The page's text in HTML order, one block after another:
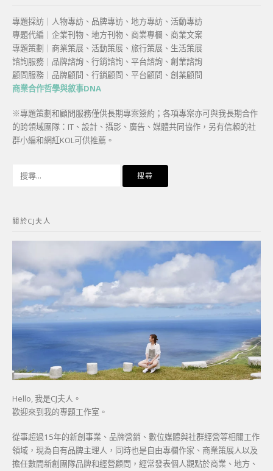
專題採訪｜人物專訪、品牌專訪、地方專訪、活動專訪
專題代編｜企業刊物、地方刊物、商業專欄、商業文案
專題策劃｜商業策展、活動策展、旅行策展、生活策展
諮詢服務｜品牌諮詢、行銷諮詢、平台諮詢、創業諮詢
顧問服務｜品牌顧問、行銷顧問、平台顧問、創業顧問
商業合作哲學與敘事DNA
※專題策劃和顧問服務僅供長期專案簽約；各項專案亦可與我長期合作
的跨領域團隊：IT、設計、攝影、廣告、媒體共同協作，另有信賴的社
群小編和網紅KOL可供推薦。
字:
關於CJ夫人
Hello, 我是CJ夫人。
歡迎來到我的專題工作室。
從事超過15年的新創事業、品牌營銷、數位媒體與社群經營等相關工作
領域，現為自有品牌主理人，同時也是自由專欄作家、商業策展人以及
擔任數間新創團隊品牌和經營顧問，經常發表個人觀點於商業、地方、